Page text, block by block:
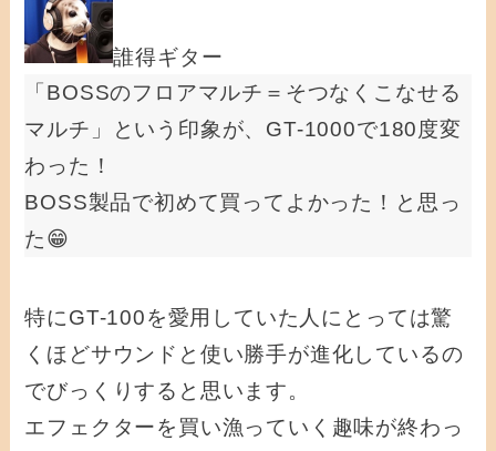
誰得ギター
「BOSSのフロアマルチ＝そつなくこなせる
マルチ」という印象が、GT-1000で180度変
わった！
BOSS製品で初めて買ってよかった！と思っ
た😁
特にGT-100を愛用していた人にとっては驚
くほどサウンドと使い勝手が進化しているの
でびっくりすると思います。
エフェクターを買い漁っていく趣味が終わっ